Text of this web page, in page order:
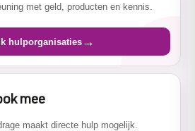
met geld, producten en kennis.
hulporganisaties →
mee
maakt directe hulp mogelijk.